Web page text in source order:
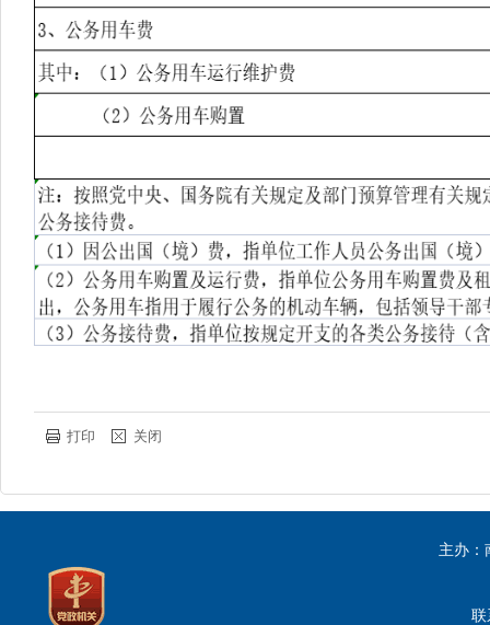
打印 关闭
主办：
联